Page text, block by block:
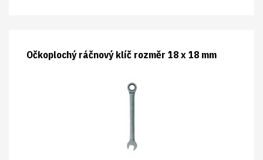
Očkoplochý ráčnový klíč rozměr 18 x 18 mm